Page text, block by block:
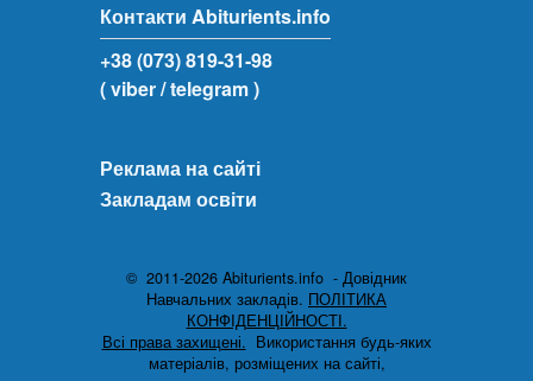
Контакти Abiturients.info
+38 (073) 819-31-98
( viber/ telegram )
Реклама на сайті
Закладам освіти
© 2011-2026 Abiturients.info - Довідник
Навчальних закладів. ПОЛІТИКА
КОНФІДЕНЦІЙНОСТІ.
Всі права захищені. Використання будь-яких
матеріалів, розміщених на сайті,